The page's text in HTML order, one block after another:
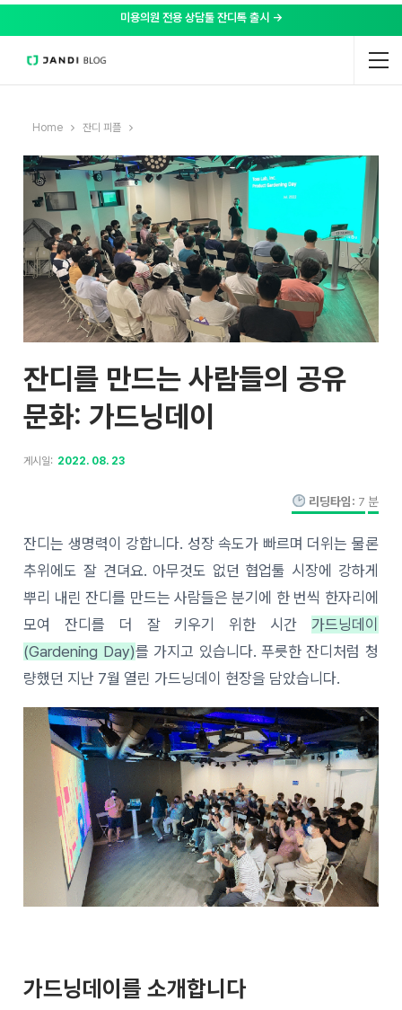
미용의원 전용 상담툴 잔디톡 출시 →
Home 잔디 피플
잔디를 만드는 사람들의 공유
문화: 가드닝데이
게시일: 2022. 08. 23
리딩타임: 7 분
잔디는 생명력이 강합니다. 성장 속도가 빠르며 더위는 물론
추위에도 잘 견뎌요. 아무것도 없던 협업툴 시장에 강하게
뿌리 내린 잔디를 만드는 사람들은 분기에 한 번씩 한자리에
모여 잔디를 더 잘 키우기 위한 시간 가드닝데이
(Gardening Day)를 가지고 있습니다. 푸릇한 잔디처럼 청
량했던 지난 7월 열린 가드닝데이 현장을 담았습니다.
가드닝데이를 소개합니다